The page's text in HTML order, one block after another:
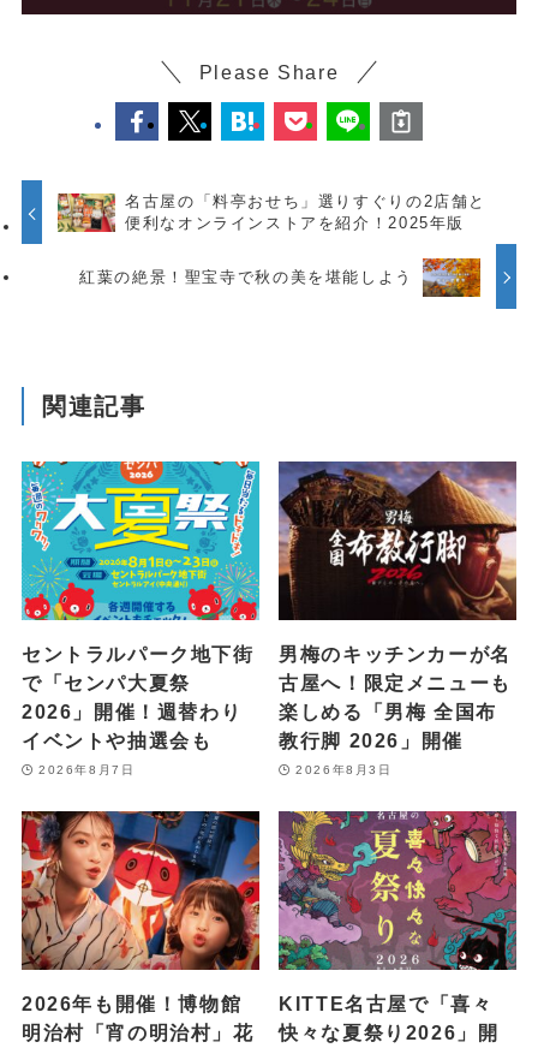
Please Share
名古屋の「料亭おせち」選りすぐりの2店舗と
便利なオンラインストアを紹介！2025年版
紅葉の絶景！聖宝寺で秋の美を堪能しよう
関連記事
セントラルパーク地下街
で「センパ大夏祭
2026」開催！週替わり
イベントや抽選会も
2026年8月7日
男梅のキッチンカーが名
古屋へ！限定メニューも
楽しめる「男梅 全国布
教行脚 2026」開催
2026年8月3日
2026年も開催！博物館
明治村「宵の明治村」花
KITTE名古屋で「喜々
快々な夏祭り2026」開